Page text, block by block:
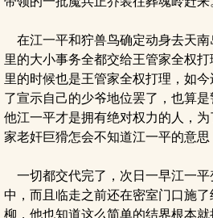
在江一平和狞兽鸟确定动身去天南
里的大小事务全都交给王管家全权
里的时候也是王管家全权打理，如
了宣示自己的少爷地位罢了，也算
他江一平才是拥有绝对权力的人，
家老奸巨猾怎会不知道江一平的意思
一切都交代完了，次日一早江一平
中，而且临走之前还在密室门口施
柳，他也知道这么简单的结界根本